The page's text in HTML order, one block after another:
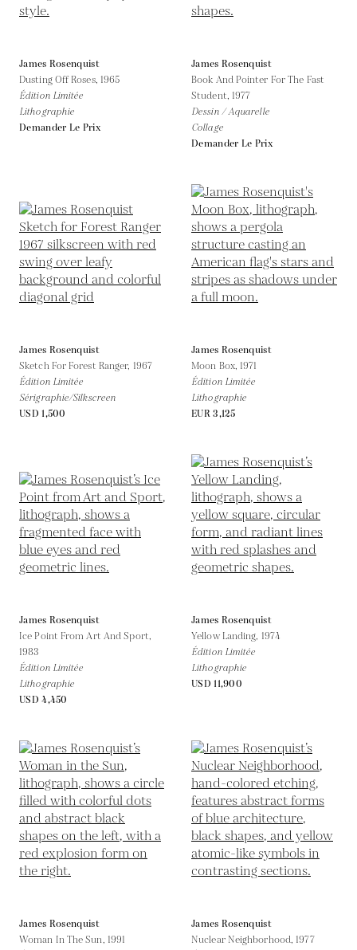
James Rosenquist
Dusting Off Roses, 1965
Édition Limitée
Lithographie
Demander Le Prix
James Rosenquist
Book And Pointer For The Fast
Student, 1977
Dessin / Aquarelle
Collage
Demander Le Prix
James Rosenquist
Sketch For Forest Ranger, 1967
Édition Limitée
Sérigraphie/Silkscreen
USD 1,500
James Rosenquist
Moon Box, 1971
Édition Limitée
Lithographie
EUR 3,125
James Rosenquist
Ice Point From Art And Sport,
1983
Édition Limitée
Lithographie
USD 4,450
James Rosenquist
Yellow Landing, 1974
Édition Limitée
Lithographie
USD 11,900
James Rosenquist
Woman In The Sun, 1991
James Rosenquist
Nuclear Neighborhood,1977